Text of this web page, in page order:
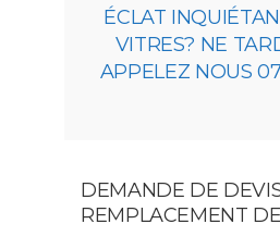
ÉCLAT
VITRES? NE
APPELEZ NOUS
DEMANDE DE
REMPLACEMENT